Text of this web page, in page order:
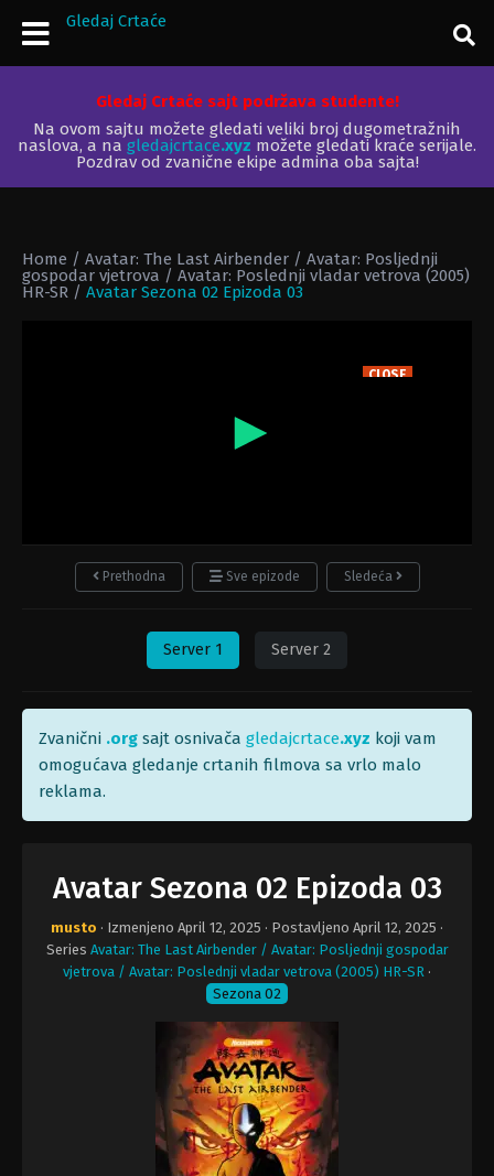
Gledaj Crtaće
Gledaj Crtaće sajt podržava studente!
Na ovom sajtu možete gledati veliki broj dugometražnih
naslova, a na gledajcrtace.xyz možete gledati kraće serijale.
Pozdrav od zvanične ekipe admina oba sajta!
Home / Avatar: The Last Airbender / Avatar: Posljednji
gospodar vjetrova / Avatar: Poslednji vladar vetrova (2005)
HR-SR / Avatar Sezona 02 Epizoda 03
CLOSE
Prethodna Sve epizode Sledeća
Server 1 Server 2
Zvanični .org sajt osnivača gledajcrtace.xyz koji vam
omogućava gledanje crtanih filmova sa vrlo malo
reklama.
Avatar Sezona 02 Epizoda 03
musto · Izmenjeno April 12, 2025 · Postavljeno April 12, 2025 ·
Series Avatar: The Last Airbender / Avatar: Posljednji gospodar
vjetrova / Avatar: Poslednji vladar vetrova (2005) HR-SR ·
Sezona 02